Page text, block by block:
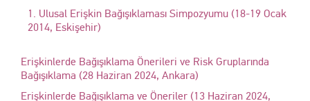
1. Ulusal Erişkin Bağışıklaması Simpozyumu (18-19 Ocak
2014, Eskişehir)
Erişkinlerde Bağışıklama Önerileri ve Risk Gruplarında
Bağışıklama (28 Haziran 2024, Ankara)
Erişkinlerde Bağışıklama ve Öneriler (13 Haziran 2024,